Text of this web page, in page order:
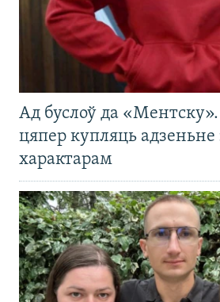
Ад буслоў да
цяпер купляць адзеньне
характарам